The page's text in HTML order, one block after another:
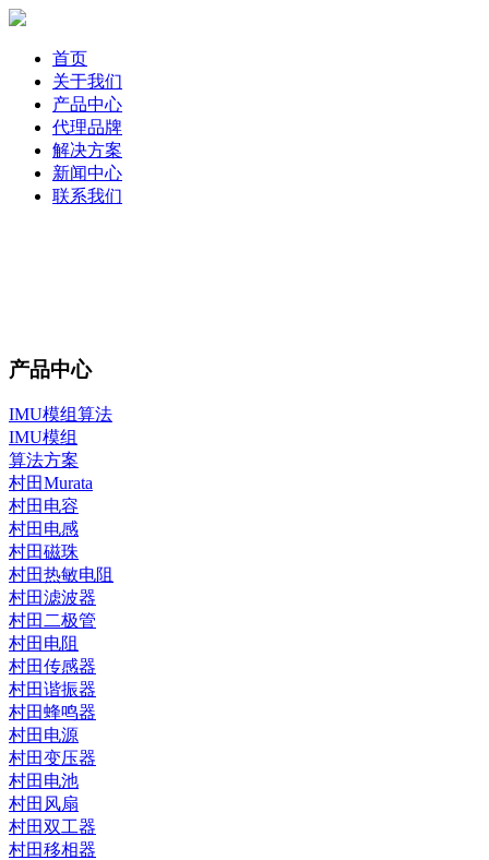
首页
关于我们
产品中心
代理品牌
解决方案
新闻中心
联系我们
产品中心
IMU模组算法
IMU模组
算法方案
村田Murata
村田电容
村田电感
村田磁珠
村田热敏电阻
村田滤波器
村田二极管
村田电阻
村田传感器
村田谐振器
村田蜂鸣器
村田电源
村田变压器
村田电池
村田风扇
村田双工器
村田移相器